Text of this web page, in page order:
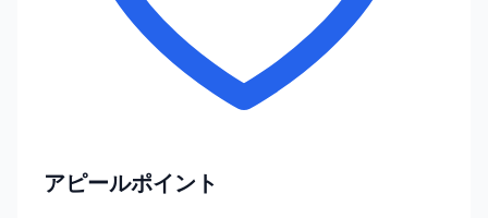
アピールポイント